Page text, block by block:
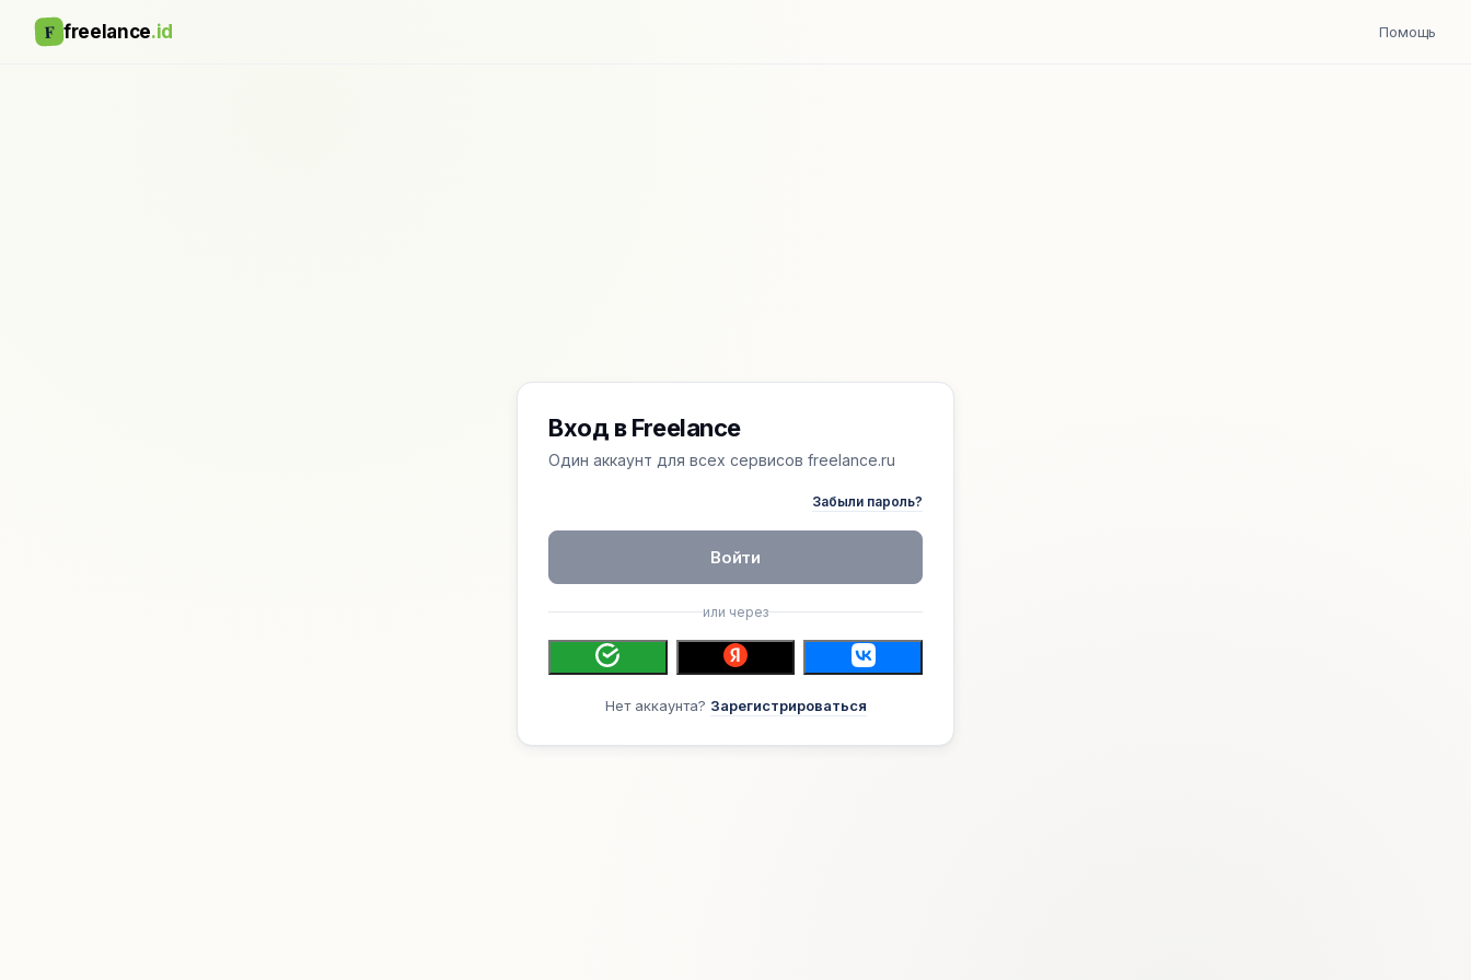
F freelance.id Помощь
Вход в Freelance
Один аккаунт для всех сервисов freelance.ru
Забыли пароль?
Войти
или через
Нет аккаунта? Зарегистрироваться